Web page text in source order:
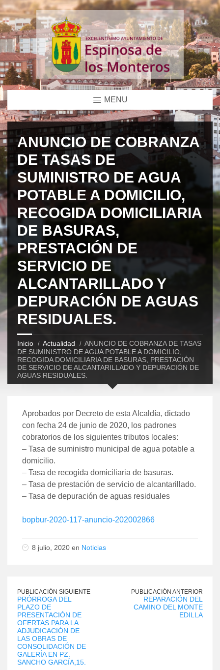
MENU
ANUNCIO DE COBRANZA
DE TASAS DE
SUMINISTRO DE AGUA
POTABLE A DOMICILIO,
RECOGIDA DOMICILIARIA
DE BASURAS,
PRESTACIÓN DE
SERVICIO DE
ALCANTARILLADO Y
DEPURACIÓN DE AGUAS
RESIDUALES.
Inicio Actualidad
ANUNCIO DE COBRANZA DE TASAS
DE SUMINISTRO DE AGUA POTABLE A DOMICILIO,
RECOGIDA DOMICILIARIA DE BASURAS, PRESTACIÓN
DE SERVICIO DE ALCANTARILLADO Y DEPURACIÓN DE
AGUAS RESIDUALES.
Aprobados por Decreto de esta Alcaldía, dictado
con fecha 24 de junio de 2020, los padrones
cobratorios de los siguientes tributos locales:
– Tasa de suministro municipal de agua potable a
domicilio.
– Tasa de recogida domiciliaria de basuras.
– Tasa de prestación de servicio de alcantarillado.
– Tasa de depuración de aguas residuales
bopbur-2020-117-anuncio-202002866
8 julio, 2020 en Noticias
PUBLICACIÓN SIGUIENTE
PRÓRROGA DEL
PLAZO DE
PRESENTACIÓN DE
OFERTAS PARA LA
ADJUDICACIÓN DE
LAS OBRAS DE
CONSOLIDACIÓN DE
GALERÍA EN PZ.
SANCHO GARCÍA,15.
PUBLICACIÓN ANTERIOR
REPARACIÓN DEL
CAMINO DEL MONTE
EDILLA